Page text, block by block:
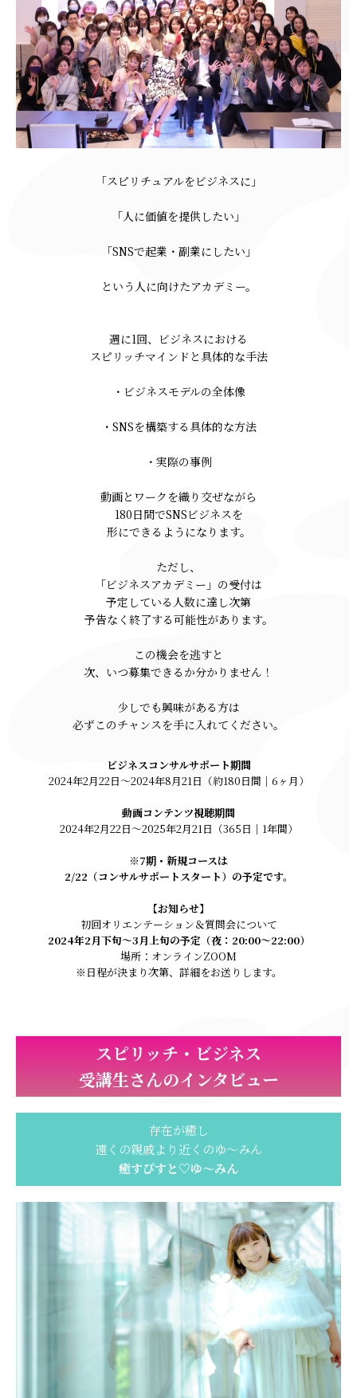
「スピリチュアルをビジネスに」
「人に価値を提供したい」
「SNSで起業・副業にしたい」
という人に向けたアカデミー。
週に1回、ビジネスにおける
スピリッチマインドと具体的な手法
・ビジネスモデルの全体像
・SNSを構築する具体的な方法
・実際の事例
動画とワークを織り交ぜながら
180日間でSNSビジネスを
形にできるようになります。
ただし、
「ビジネスアカデミー」の受付は
予定している人数に達し次第
予告なく終了する可能性があります。
この機会を逃すと
次、いつ募集できるか分かりません！
少しでも興味がある方は
必ずこのチャンスを手に入れてください。
ビジネスコンサルサポート期間
2024年2月22日～2024年8月21日（約180日間｜6ヶ月）
動画コンテンツ視聴期間
2024年2月22日～2025年2月21日（365日｜1年間）
※7期・新規コースは
2/22（コンサルサポートスタート）の予定です。
【お知らせ】
初回オリエンテーション＆質問会について
2024年2月下旬～3月上旬の予定（夜：20:00〜22:00）
場所：オンラインZOOM
※日程が決まり次第、詳細をお送りします。
スピリッチ・ビジネス
受講生さんのインタビュー
存在が癒し
遠くの親戚より近くのゆ〜みん
癒すぴすと♡ゆ〜みん